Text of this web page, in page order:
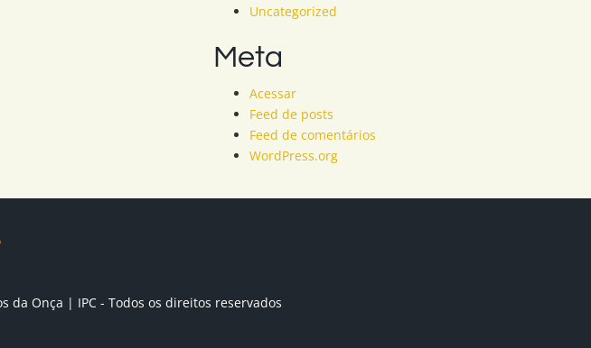
Uncategorized
Meta
Acessar
Feed de posts
Feed de comentários
WordPress.org
da Onça | IPC - Todos os direitos reservados